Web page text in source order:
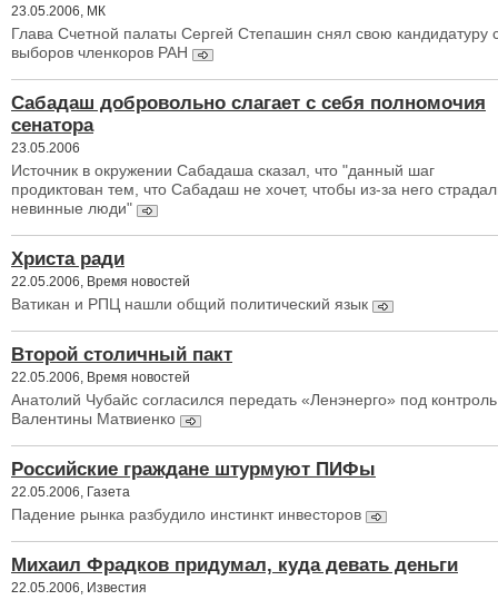
23.05.2006, МК
Глава Счетной палаты Сергей Степашин снял свою кандидатуру
выборов членкоров РАН
Сабадаш добровольно слагает с себя полномочия
сенатора
23.05.2006
Источник в окружении Сабадаша сказал, что "данный шаг
продиктован тем, что Сабадаш не хочет, чтобы из-за него
невинные люди"
Христа ради
22.05.2006, Время новостей
Ватикан и РПЦ нашли общий политический язык
Второй столичный пакт
22.05.2006, Время новостей
Анатолий Чубайс согласился передать «Ленэнерго» под контроль
Валентины Матвиенко
Российские граждане штурмуют ПИФы
22.05.2006, Газета
Падение рынка разбудило инстинкт инвесторов
Михаил Фрадков придумал, куда девать деньги
22.05.2006, Известия